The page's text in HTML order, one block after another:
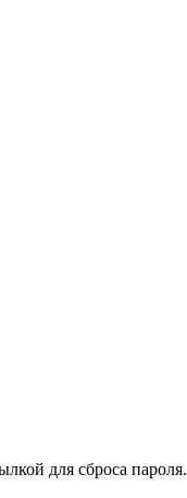
для сброса пароля.